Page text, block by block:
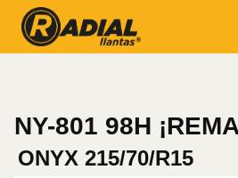
NY-801 98H
ONYX 215/70/R15